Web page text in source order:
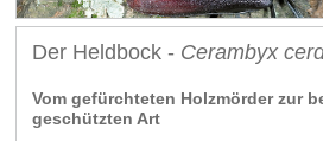
Der Heldbock - Cerambyx
Vom gefürchteten Holzmörder zur
geschützten Art